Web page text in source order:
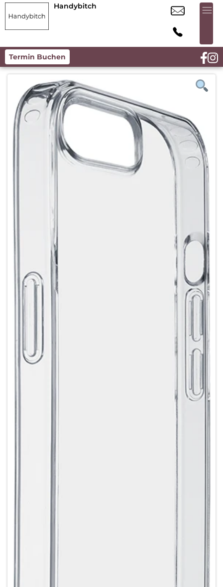
Handybitch
Termin Buchen